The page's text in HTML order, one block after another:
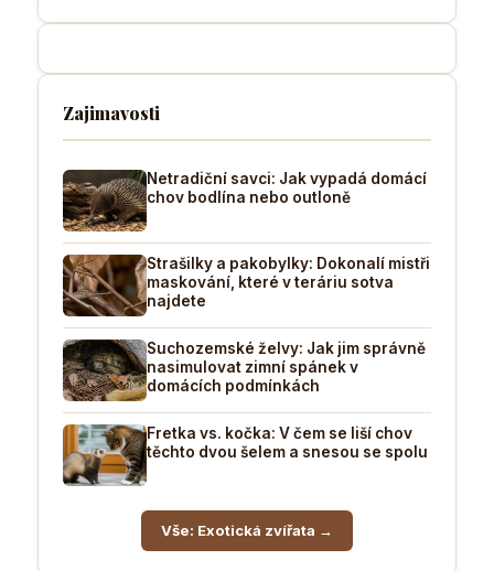
Zajimavosti
Netradiční savci: Jak vypadá domácí
chov bodlína nebo outloně
Strašilky a pakobylky: Dokonalí mistři
maskování, které v teráriu sotva
najdete
Suchozemské želvy: Jak jim správně
nasimulovat zimní spánek v
domácích podmínkách
Fretka vs. kočka: V čem se liší chov
těchto dvou šelem a snesou se spolu
Vše: Exotická zvířata →